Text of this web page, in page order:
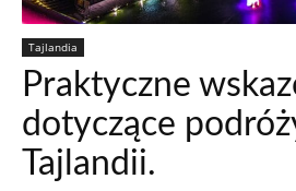
Tajlandia
Praktyczne
dotyczące
Tajlandii.